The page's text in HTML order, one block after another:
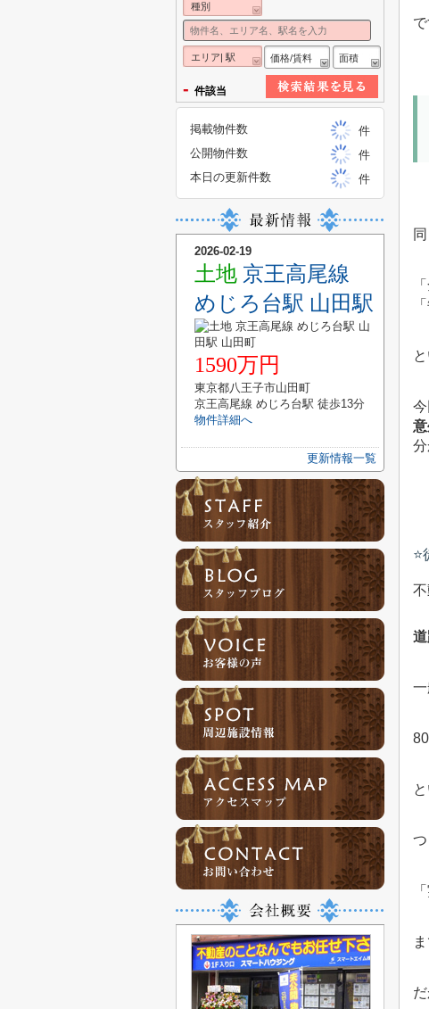
今
一
つ
種別
エリア| 駅 価格/賃料 面積
- 件該当
掲載物件数
件
公開物件数
件
本日の更新件数
件
2026-02-19
土地 京王高尾線
めじろ台駅 山田駅
1590万円
東京都八王子市山田町
京王高尾線 めじろ台駅 徒歩13分
物件詳細へ
更新情報一覧